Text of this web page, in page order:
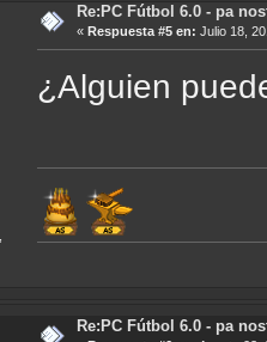
Re:PC Fútbol 6.0 - pa
« Respuesta #5 en: Julio 18,
¿Alguien
Re:PC Fútbol 6.0 - pa